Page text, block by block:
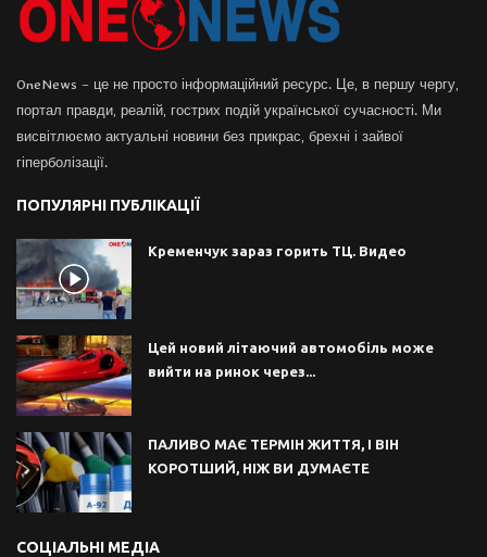
OneNews – це не просто інформаційний ресурс. Це, в першу чергу,
портал правди, реалій, гострих подій української сучасності. Ми
висвітлюємо актуальні новини без прикрас, брехні і зайвої
гіперболізації.
ПОПУЛЯРНІ ПУБЛІКАЦІЇ
Кременчук зараз горить ТЦ. Видео
Цей новий літаючий автомобіль може
вийти на ринок через...
ПАЛИВО МАЄ ТЕРМІН ЖИТТЯ, І ВІН
КОРОТШИЙ, НІЖ ВИ ДУМАЄТЕ
СОЦІАЛЬНІ МЕДІА